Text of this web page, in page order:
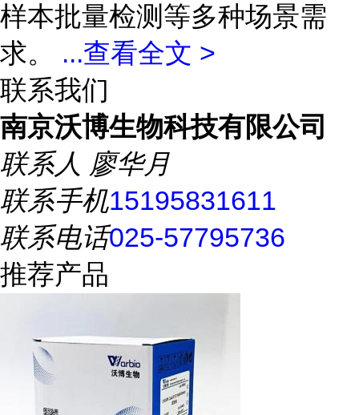
样本批量检测等多种场景需
求。 ...查看全文 >
联系我们
南京沃博生物科技有限公司
联系人 廖华月
联系手机15195831611
联系电话025-57795736
推荐产品